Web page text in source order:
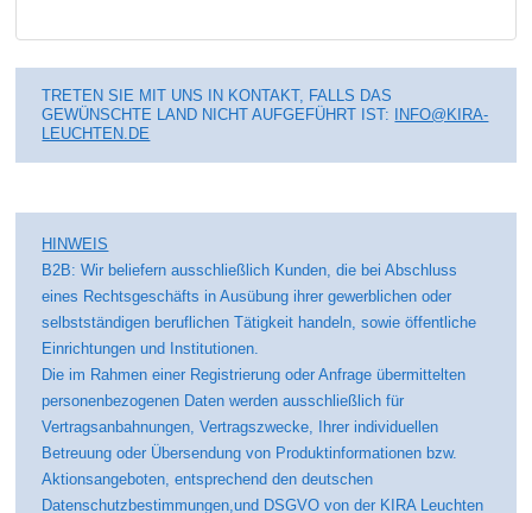
TRETEN SIE MIT UNS IN KONTAKT, FALLS DAS
GEWÜNSCHTE LAND NICHT AUFGEFÜHRT IST:
INFO@KIRA-
LEUCHTEN.DE
HINWEIS
B2B: Wir beliefern ausschließlich Kunden, die bei Abschluss
eines Rechtsgeschäfts in Ausübung ihrer gewerblichen oder
selbstständigen beruflichen Tätigkeit handeln, sowie öffentliche
Einrichtungen und Institutionen.
Die im Rahmen einer Registrierung oder Anfrage übermittelten
personenbezogenen Daten werden ausschließlich für
Vertragsanbahnungen, Vertragszwecke, Ihrer individuellen
Betreuung oder Übersendung von Produktinformationen bzw.
Aktionsangeboten, entsprechend den deutschen
Datenschutzbestimmungen,und DSGVO von der KIRA Leuchten